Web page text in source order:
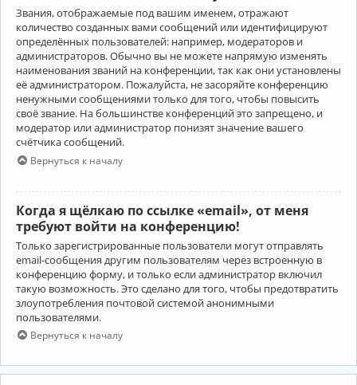
Звания, отображаемые под вашим именем, отражают
количество созданных вами сообщений или идентифицируют
определённых пользователей: например, модераторов и
администраторов. Обычно вы не можете напрямую изменять
наименования званий на конференции, так как они установлены
её администратором. Пожалуйста, не засоряйте конференцию
ненужными сообщениями только для того, чтобы повысить
своё звание. На большинстве конференций это запрещено, и
модератор или администратор понизят значение вашего
счётчика сообщений.
Вернуться к началу
Когда я щёлкаю по ссылке «email», от меня
требуют войти на конференцию!
Только зарегистрированные пользователи могут отправлять
email-сообщения другим пользователям через встроенную в
конференцию форму, и только если администратор включил
такую возможность. Это сделано для того, чтобы предотвратить
злоупотребления почтовой системой анонимными
пользователями.
Вернуться к началу